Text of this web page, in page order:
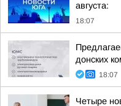
августа:
18:07
донских
18:07
Четыре